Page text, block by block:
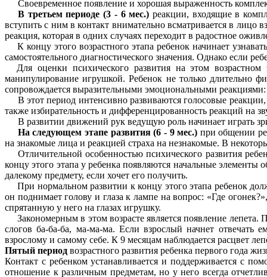
Своевременное появление и хорошая выраженность
В третьем периоде (3 - 6 мес.)реакции, входящие в
вступить с ним в контакт внимательно всматривается в лицо
реакция, которая в одних случаях переходит в радостное
К концу этого возрастного этапа ребенок начинает
самостоятельного диагностического значения. Однако если
Для оценки психического развития на этом
манипулирование игрушкой. Ребенок не только длительно
сопровождается выразительными эмоциональными реакциями:
В этот период интенсивно развиваются голосовые
также избирательность и дифференцированность реакций на
В развитии движений рук ведущую роль начинает играть
На следующем этапе развития (6 - 9 мес.) при общении
на знакомые лица и реакцией страха на незнакомые. В
Отличительной особенностью психического развития
концу этого этапа у ребенка появляются начальные
далекому предмету, если хочет его получить.
При нормальном развитии к концу этого этапа ребенок
он поднимает голову и глаза к лампе на вопрос: «Где
спрятанную у него на глазах игрушку.
Закономерным в этом возрасте является появление
слогов ба-ба-ба, ма-ма-ма. Если взрослый начнет отвечать
взрослому и самому себе. К 9 месяцам наблюдается расцвет
Пятый период возрастного развития ребенка первого года
Контакт с ребенком устанавливается и поддерживается с
отношение к различным предметам, но у него всегда